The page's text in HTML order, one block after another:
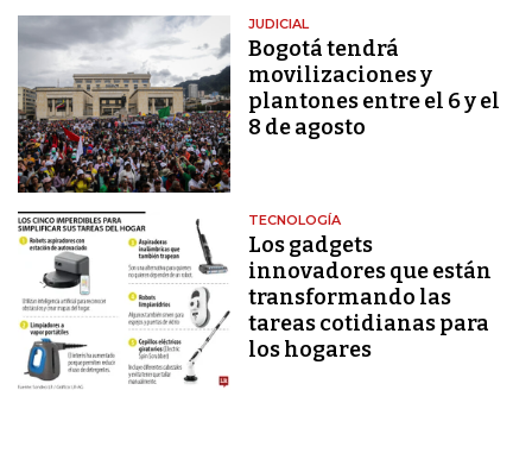
JUDICIAL
Bogotá tendrá
movilizaciones y
plantones entre el 6 y el
8 de agosto
TECNOLOGÍA
Los gadgets
innovadores que están
transformando las
tareas cotidianas para
los hogares